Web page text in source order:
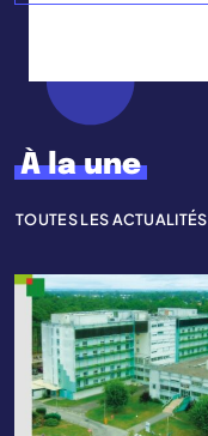
À la une
TOUTES LES ACTUALITÉS